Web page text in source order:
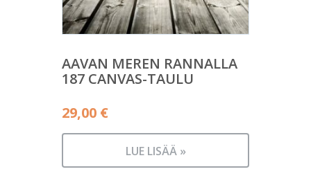
AAVAN MEREN RANNALLA
187 CANVAS-TAULU
29,00 €
LUE LISÄÄ »